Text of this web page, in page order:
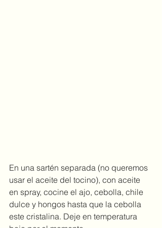
En una sartén separada (no queremos
usar el aceite del tocino), con aceite
en spray, cocine el ajo, cebolla, chile
dulce y hongos hasta que la cebolla
este cristalina. Deje en temperatura